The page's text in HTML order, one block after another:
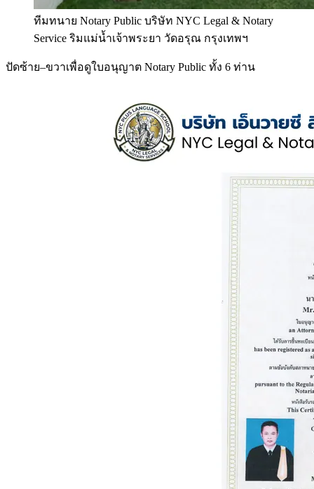
ทีมทนาย Notary Public บริษัท NYC Legal & Notary
Service ริมแม่น้ำเจ้าพระยา วัดอรุณ กรุงเทพฯ
ปัดซ้าย–ขวาเพื่อดูใบอนุญาต Notary Public ทั้ง 6 ท่าน